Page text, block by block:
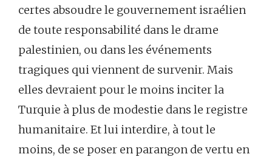
certes absoudre le gouvernement israélien
de toute responsabilité dans le drame
palestinien, ou dans les événements
tragiques qui viennent de survenir. Mais
elles devraient pour le moins inciter la
Turquie à plus de modestie dans le registre
humanitaire. Et lui interdire, à tout le
moins, de se poser en parangon de vertu en